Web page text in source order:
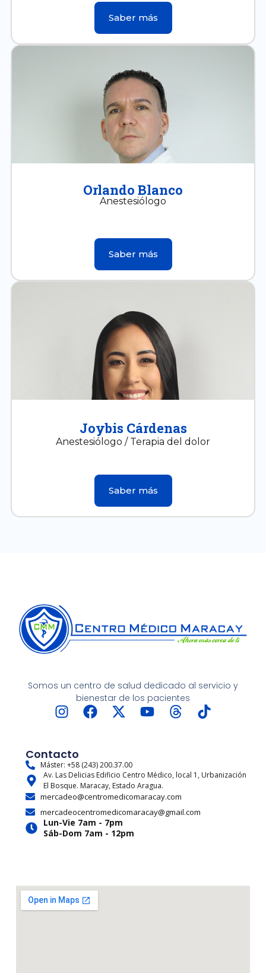
Saber más
Orlando Blanco
Anestesiólogo
Saber más
Joybis Cárdenas
Anestesiólogo / Terapia del dolor
Saber más
Somos un centro de salud dedicado al servicio y
bienestar de los pacientes
I
t
a
g
r
a
m
F
b
o
o
k
X
i
t
t
e
r
Y
u
b
e
T
a
d
s
T
o
k
Contacto
Máster: +58 (243) 200.37.00
Av. Las Delicias Edificio Centro Médico, local 1, Urbanización
El Bosque. Maracay, Estado Aragua.
mercadeo@centromedicomaracay.com
mercadeocentromedicomaracay@gmail.com
Lun-Vie 7am - 7pm
Sáb-Dom 7am - 12pm